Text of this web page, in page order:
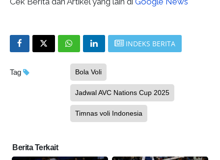
INDEKS BERITA
Tag Bola Voli
Jadwal AVC Nations Cup 2025
Timnas voli Indonesia
Berita Terkait